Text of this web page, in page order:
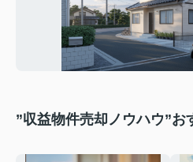
”収益物件売却ノウハウ”お